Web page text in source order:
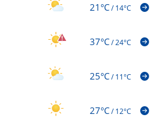
21°C/14°C
37°C/24°C
25°C/11°C
27°C/12°C